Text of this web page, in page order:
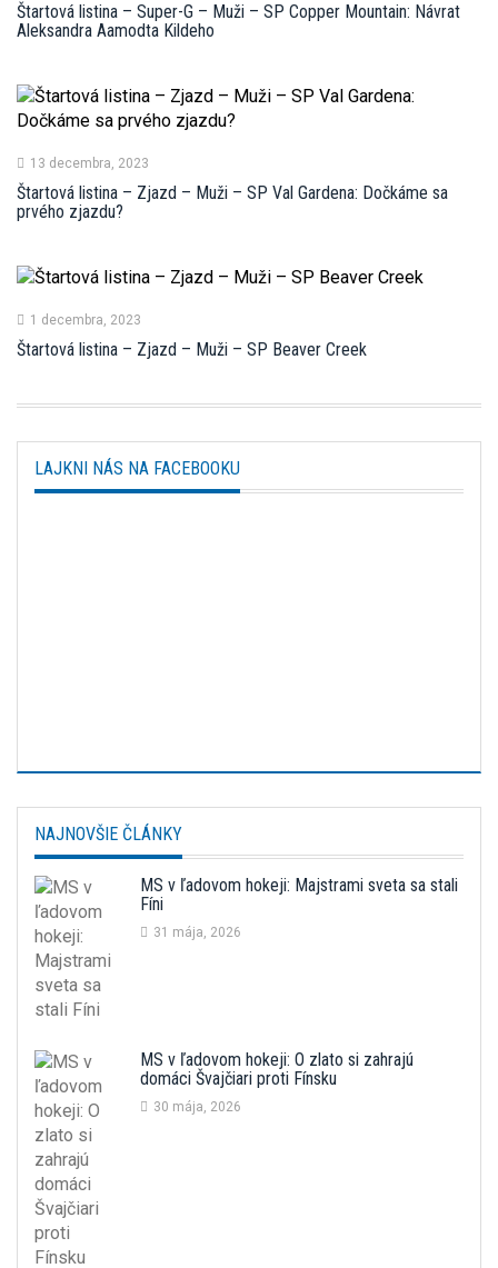
Štartová listina – Super-G – Muži – SP Copper Mountain: Návrat
Aleksandra Aamodta Kildeho
13 decembra, 2023
Štartová listina – Zjazd – Muži – SP Val Gardena: Dočkáme sa
prvého zjazdu?
1 decembra, 2023
Štartová listina – Zjazd – Muži – SP Beaver Creek
LAJKNI NÁS NA FACEBOOKU
NAJNOVŠIE ČLÁNKY
MS v ľadovom hokeji: Majstrami sveta sa stali
Fíni
31 mája, 2026
MS v ľadovom hokeji: O zlato si zahrajú
domáci Švajčiari proti Fínsku
30 mája, 2026